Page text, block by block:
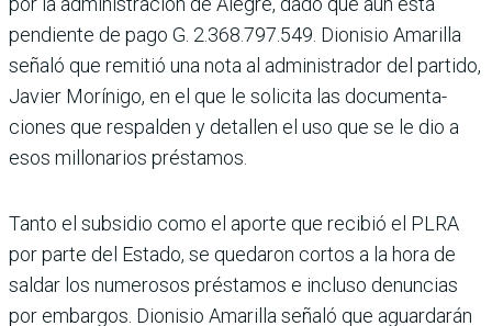
pendiente de pago G. 2.368.797.549. Dionisio Amarilla
señaló que remitió una nota al administrador del partido,
Javier Morínigo, en el que le solicita las documenta­
ciones que respalden y detallen el uso que se le dio a
esos millo­narios préstamos.
Tanto el subsidio como el aporte que recibió el PLRA
por parte del Estado, se que­daron cortos a la hora de
sal­dar los numerosos préstamos e incluso denuncias
por embar­gos. Dionisio Amarilla señaló que aguardarán